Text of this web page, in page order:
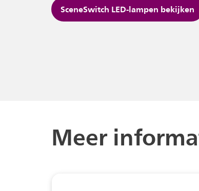
SceneSwitch LED-lampen bekijken
Meer